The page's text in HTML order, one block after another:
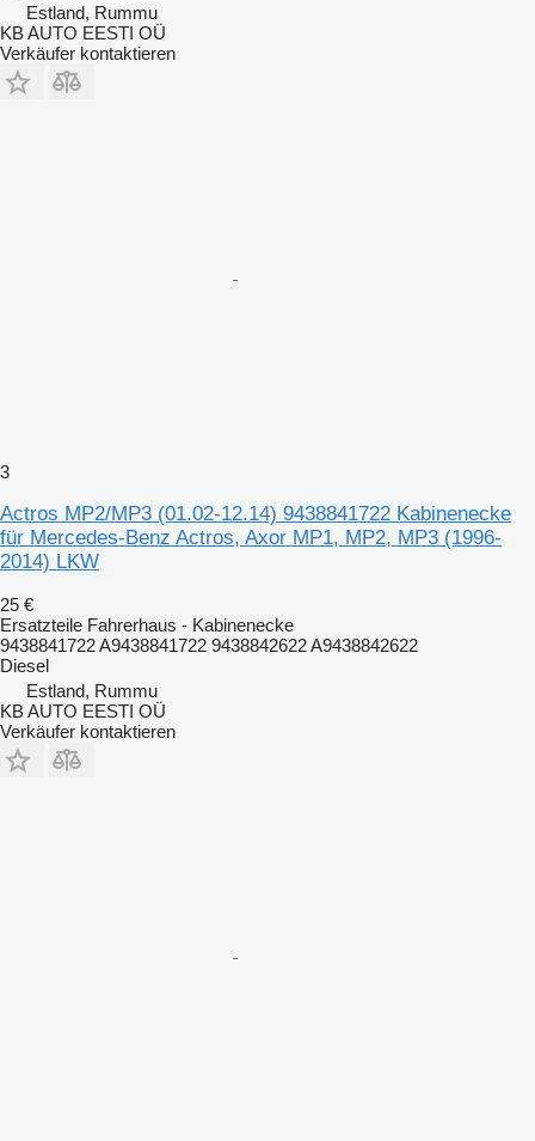
Estland, Rummu
KB AUTO EESTI OÜ
Verkäufer kontaktieren
3
Actros MP2/MP3 (01.02-12.14) 9438841722 Kabinenecke
für Mercedes-Benz Actros, Axor MP1, MP2, MP3 (1996-
2014) LKW
25 €
Ersatzteile Fahrerhaus - Kabinenecke
9438841722 A9438841722 9438842622 A9438842622
Diesel
Estland, Rummu
KB AUTO EESTI OÜ
Verkäufer kontaktieren